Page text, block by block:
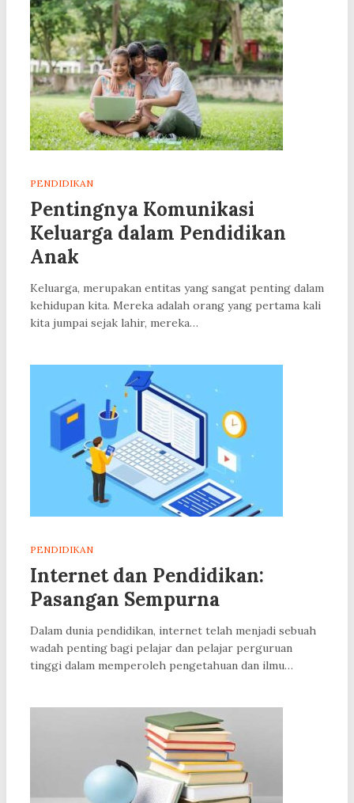
PENDIDIKAN
Pentingnya Komunikasi
Keluarga dalam Pendidikan
Anak
Keluarga, merupakan entitas yang sangat penting dalam
kehidupan kita. Mereka adalah orang yang pertama kali
kita jumpai sejak lahir, mereka…
PENDIDIKAN
Internet dan Pendidikan:
Pasangan Sempurna
Dalam dunia pendidikan, internet telah menjadi sebuah
wadah penting bagi pelajar dan pelajar perguruan
tinggi dalam memperoleh pengetahuan dan ilmu…